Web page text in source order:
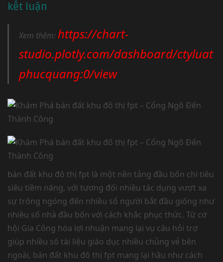
kết luận
Xem thêm: https://chart-
studio.plotly.com/dashboard/ctyluat
phucquang:0/view
bán đất khu đô thị fpt là một nền tảng đầu bốn chi tiêu
siêu tiềm năng, với tương đối nhiều tác dụng vượt xa
sự trông ngóng đến nhiều số người bắt đầu giống như
nhiều số nhà đầu bốn với cách khắc phục thức. Từ cơ
hội Gia Công hóa lợi nhuận mang lại vụ câu hỏi trợ
giúp nhiều số tài liệu giáo dục nhiều chủng vẻ bên
ngoài, bán đất khu đô thị fpt mang lại hầu như cách